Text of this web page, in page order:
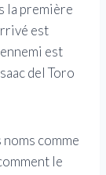
la première
est
est
del Toro
comme
le